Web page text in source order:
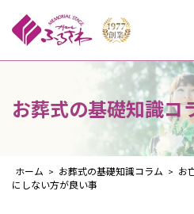
お葬式の基礎知識コ
ホーム > お葬式の基礎知識コラム > お
にしない方が良い事